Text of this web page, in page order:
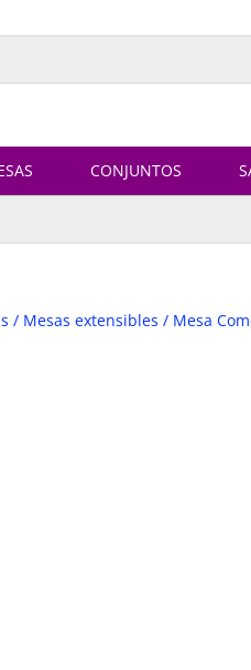
CONJUNTOS
/ Mesas extensibles / Mesa